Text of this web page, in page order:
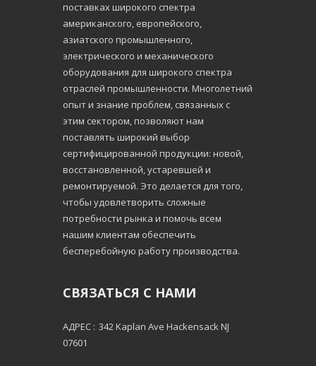
поставках широкого спектра
американского, европейского,
азиатского промышленного,
электрического и механического
оборудования для широкого спектра
отраслей промышленности. Многолетний
опыт и знание проблем, связанных с
этим сектором, позволяют нам
поставлять широкий выбор
сертифицированной продукции: новой,
восстановленной, устаревшей и
ремонтируемой. Это делается для того,
чтобы удовлетворить сложные
потребности рынка и помочь всем
нашим клиентам обеспечить
бесперебойную работу производства.
СВЯЗАТЬСЯ С НАМИ
АДРЕС : 342 Kaplan Ave Hackensack NJ
07601